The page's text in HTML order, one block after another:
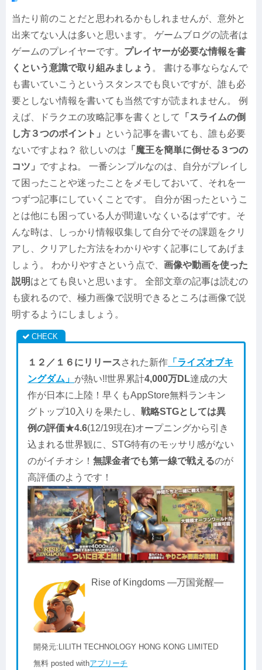
当たり前のことだと思われるかもしれませんが、意外と
出来てない人は多いと思います。 ゲームブログの読者は
ゲームのプレイヤーです。 プレイヤーが必要な情報を書
くという意識で取り組みましょう 。 書ける事ならなんで
も書いていこうというスタンスでも良いですが、誰も必
要としない情報を書いても当然ですが読まれません。 例
えば、ドラクエの攻略記事を書くとして
「スライムの倒
し方３つのポイント」
という記事を書いても、誰も必要
ないですよね？ 欲しいのは 「魔王を簡単に倒せる３つの
コツ」 ですよね。 一番シンプルなのは、自分がプレイし
て困ったことや迷ったことをメモしておいて、それを一
つずつ記事にしていくことです。 自分が困ったというこ
とは他にも困っている人が間違いなくいるはずです。そ
んな時は、しっかり情報収集して自分でその課題をクリ
アし、クリアした方法をわかりやすく記事にしてあげま
しょう。 わかりやすさという点で、 画像や動画を使った
説明はとても良いと思います。 全部文章の記事は読むの
も疲れるので、極力画像で説明できるところは画像で説
明するようにしましょう。
１２／１６にリリースされた新作 「ライズオブキ
ングダム」 が熱い!!世界累計4,000万DL達成の大
作が日本に上陸！早くもAppStore無料ランキン
グトップ10入りを果たし、戦略STGとしては異
例の評価★4.6(12/19現在)オープニングから引き
込まれる世界観に、STG特有のモッサリ感がない
のがイチオシ！無課金者でも第一線で戦えるのが
高評価のようです！
Rise of Kingdoms ―万国覚醒―
開発元: LILITH TECHNOLOGY HONG KONG LIMITED
無料 posted withアプリーチ